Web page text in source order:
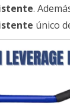
.
único